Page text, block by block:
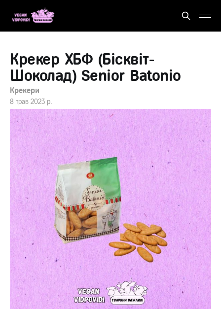
Крекер ХБФ (Бісквіт-
Шоколад) Senior Batonio
Крекери
8 трав 2023 р.